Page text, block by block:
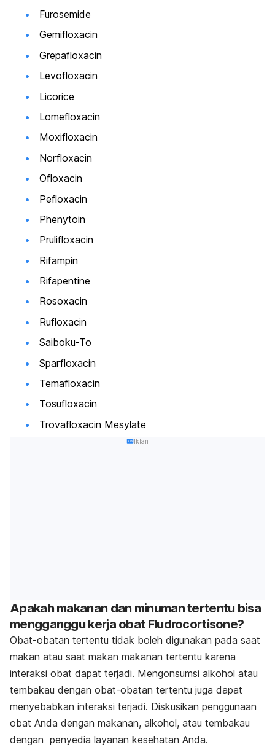
Furosemide
Gemifloxacin
Grepafloxacin
Levofloxacin
Licorice
Lomefloxacin
Moxifloxacin
Norfloxacin
Ofloxacin
Pefloxacin
Phenytoin
Prulifloxacin
Rifampin
Rifapentine
Rosoxacin
Rufloxacin
Saiboku-To
Sparfloxacin
Temafloxacin
Tosufloxacin
Trovafloxacin Mesylate
Iklan
Apakah makanan dan minuman tertentu bisa
mengganggu kerja obat Fludrocortisone?
Obat-obatan tertentu tidak boleh digunakan pada saat
makan atau saat makan makanan tertentu karena
interaksi obat dapat terjadi. Mengonsumsi alkohol atau
tembakau dengan obat-obatan tertentu juga dapat
menyebabkan interaksi terjadi. Diskusikan penggunaan
obat Anda dengan makanan, alkohol, atau tembakau
dengan penyedia layanan kesehatan Anda.